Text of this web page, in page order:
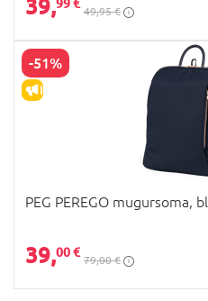
39, 49,95 €
-51%
IZPĀRDOŠANA
PEG PEREGO mugursoma,
39,00 €
79,00 €